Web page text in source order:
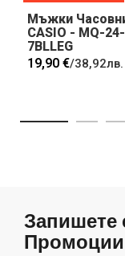
Мъжки
CASIO - MQ-24-
7BLLEG
19,90 €/38,92лв.
Запишете
Промоции